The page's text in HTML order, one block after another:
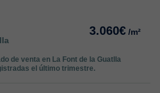
3.060€ /m²
de venta en La Font de la Guatlla
el último trimestre.